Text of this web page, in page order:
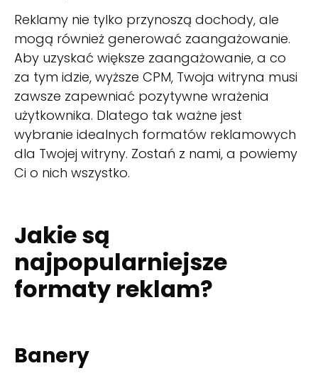
Reklamy nie tylko przynoszą dochody, ale
mogą również generować zaangażowanie.
Aby uzyskać większe zaangażowanie, a co
za tym idzie, wyższe CPM, Twoja witryna musi
zawsze zapewniać pozytywne wrażenia
użytkownika. Dlatego tak ważne jest
wybranie idealnych formatów reklamowych
dla Twojej witryny. Zostań z nami, a powiemy
Ci o nich wszystko.
Jakie są
najpopularniejsze
formaty reklam?
Banery